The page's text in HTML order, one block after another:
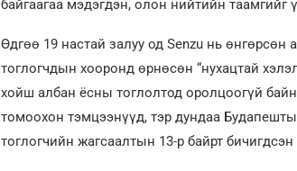
байгаагаа мэдэгдэн, олон нийтийн таамгийг
Өдгөө 19 настай залуу од Senzu нь өнгөрсөн
тоглогчдын хооронд өрнөсөн “нухацтай
хойш албан ёсны тоглолтод оролцоогүй
томоохон тэмцээнүүд, тэр дундаа
тоглогчийн жагсаалтын 13-р байрт